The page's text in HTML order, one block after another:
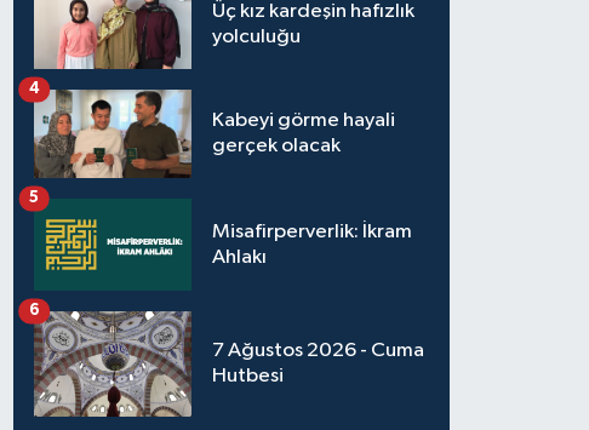
Üç kız kardeşin hafızlık
yolculuğu
Kabeyi görme hayali
gerçek olacak
4
Misafirperverlik: İkram
Ahlakı
5
7 Ağustos 2026 - Cuma
Hutbesi
6